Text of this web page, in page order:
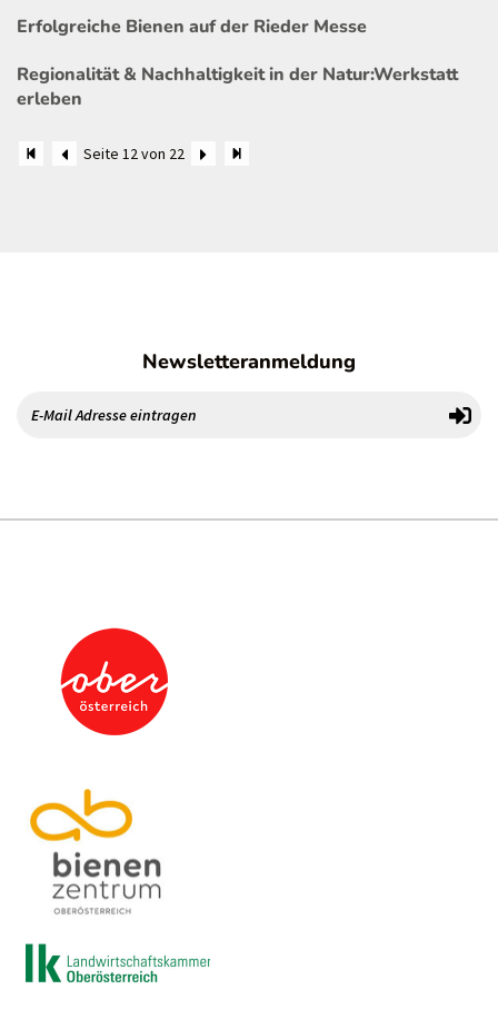
Erfolgreiche Bienen auf der Rieder Messe
Regionalität & Nachhaltigkeit in der Natur:Werkstatt
erleben
Seite 12 von 22
Newsletteranmeldung